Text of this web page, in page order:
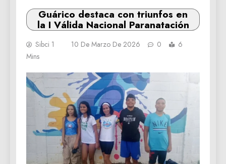
Guárico destaca con triunfos en
la I Válida Nacional Paranatación
Sibci 1 10 De Marzo De 2026 0
6
Mins